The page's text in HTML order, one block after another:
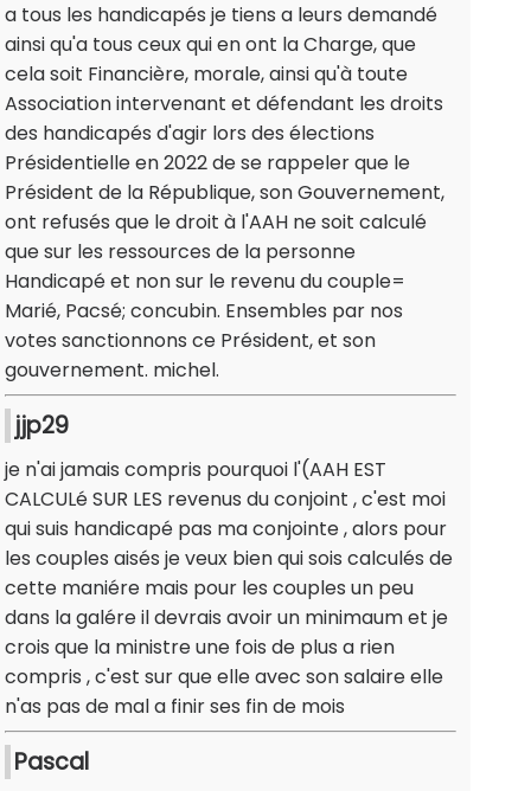
a tous les handicapés je tiens a leurs demandé
ainsi qu'a tous ceux qui en ont la Charge, que
cela soit Financière, morale, ainsi qu'à toute
Association intervenant et défendant les droits
des handicapés d'agir lors des élections
Présidentielle en 2022 de se rappeler que le
Président de la République, son Gouvernement,
ont refusés que le droit à l'AAH ne soit calculé
que sur les ressources de la personne
Handicapé et non sur le revenu du couple=
Marié, Pacsé; concubin. Ensembles par nos
votes sanctionnons ce Président, et son
gouvernement. michel.
jjp29
je n'ai jamais compris pourquoi l'(AAH EST
CALCULé SUR LES revenus du conjoint , c'est moi
qui suis handicapé pas ma conjointe , alors pour
les couples aisés je veux bien qui sois calculés de
cette maniére mais pour les couples un peu
dans la galére il devrais avoir un minimaum et je
crois que la ministre une fois de plus a rien
compris , c'est sur que elle avec son salaire elle
n'as pas de mal a finir ses fin de mois
Pascal